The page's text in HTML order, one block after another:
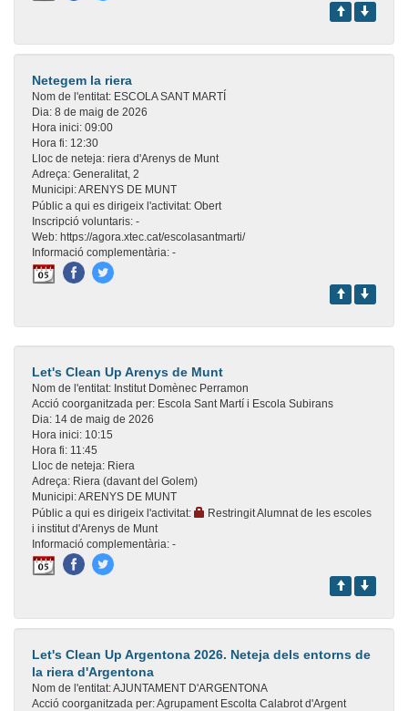
Netegem la riera
Nom de l'entitat: ESCOLA SANT MARTÍ
Dia: 8 de maig de 2026
Hora inici: 09:00
Hora fi: 12:30
Lloc de neteja: riera d'Arenys de Munt
Adreça: Generalitat, 2
Municipi:ARENYS DE MUNT
Públic a qui es dirigeix l'activitat: Obert
Inscripció voluntaris: -
Web: https://agora.xtec.cat/escolasantmarti/
Informació complementària: -
Let's Clean Up Arenys de Munt
Nom de l'entitat: Institut Domènec Perramon
Acció coorganitzada per: Escola Sant Martí i Escola Subirans
Dia: 14 de maig de 2026
Hora inici: 10:15
Hora fi: 11:45
Lloc de neteja: Riera
Adreça: Riera (davant del Golem)
Municipi:ARENYS DE MUNT
Públic a qui es dirigeix l'activitat:
Restringit Alumnat de les escoles
i institut d'Arenys de Munt
Informació complementària: -
Let's Clean Up Argentona 2026. Neteja dels entorns de
la riera d'Argentona
Nom de l'entitat:AJUNTAMENT D'ARGENTONA
Acció coorganitzada per:Agrupament Escolta Calabrot d'Argent